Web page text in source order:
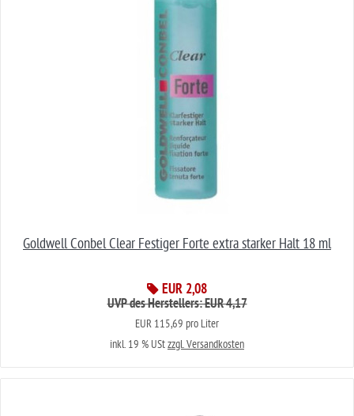
Goldwell Conbel Clear Festiger Forte extra starker Halt 18 ml
EUR 2,08
UVP des Herstellers: EUR 4,17
EUR 115,69 pro Liter
inkl. 19 % UStzzgl. Versandkosten